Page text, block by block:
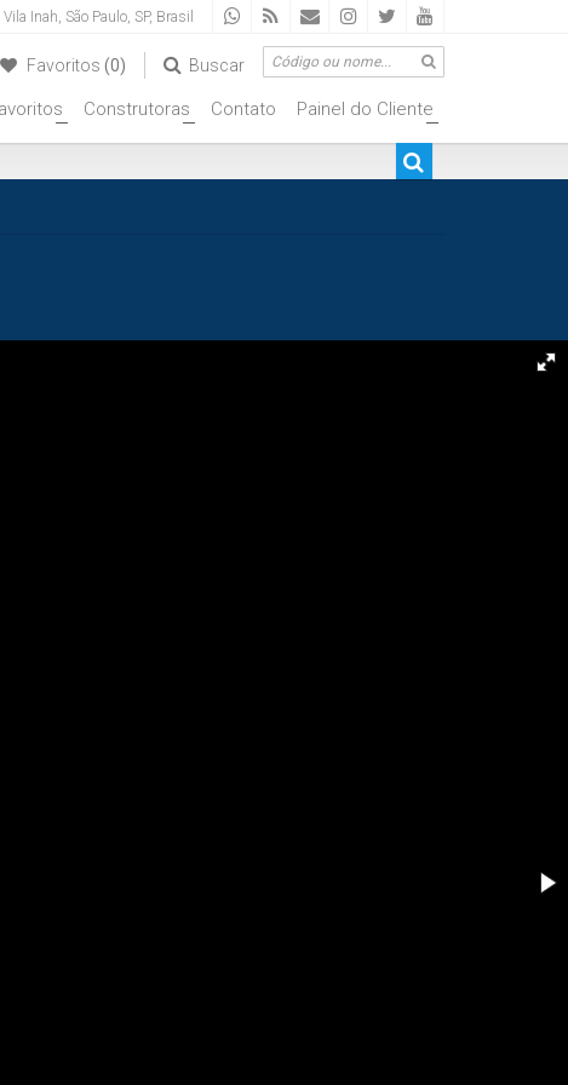
Vila Inah, São Paulo, SP, Brasil
Buscar
Favoritos (0)
+
Painel do Cliente
Contato
+
Construtoras
+